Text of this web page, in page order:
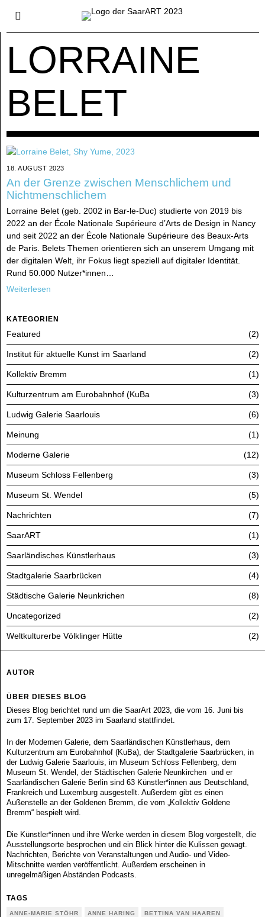
LORRAINE
BELET
18. AUGUST 2023
An der Grenze zwischen Menschlichem und
Nichtmenschlichem
Lorraine Belet (geb. 2002 in Bar-le-Duc) studierte von 2019 bis
2022 an der École Nationale Supérieure d’Arts de Design in Nancy
und seit 2022 an der École Nationale Supérieure des Beaux-Arts
de Paris. Belets Themen orientieren sich an unserem Umgang mit
der digitalen Welt, ihr Fokus liegt speziell auf digitaler Identität.
Rund 50.000 Nutzer*innen…
Weiterlesen
KATEGORIEN
Featured 2
Institut für aktuelle Kunst im Saarland 2
Kollektiv Bremm 1
Kulturzentrum am Eurobahnhof (KuBa 3
Ludwig Galerie Saarlouis 6
Meinung 1
Moderne Galerie 12
Museum Schloss Fellenberg 3
Museum St. Wendel 5
Nachrichten 7
SaarART 1
Saarländisches Künstlerhaus 3
Stadtgalerie Saarbrücken 4
Städtische Galerie Neunkrichen 8
Uncategorized 2
Weltkulturerbe Völklinger Hütte 2
AUTOR
ÜBER DIESES BLOG
Dieses Blog berichtet rund um die SaarArt 2023, die vom 16. Juni bis
zum 17. September 2023 im Saarland stattfindet.
In der Modernen Galerie, dem Saarländischen Künstlerhaus, dem
Kulturzentrum am Eurobahnhof (KuBa), der Stadtgalerie Saarbrücken, in
der Ludwig Galerie Saarlouis, im Museum Schloss Fellenberg, dem
Museum St. Wendel, der Städtischen Galerie Neunkirchen und er
Saarländischen Galerie Berlin sind 63 Künstler*innen aus Deutschland,
Frankreich und Luxemburg ausgestellt. Außerdem gibt es einen
Außenstelle an der Goldenen Bremm, die vom „Kollektiv Goldene
Bremm“ bespielt wird.
Die Künstler*innen und ihre Werke werden in diesem Blog vorgestellt, die
Ausstellungsorte besprochen und ein Blick hinter die Kulissen gewagt.
Nachrichten, Berichte von Veranstaltungen und Audio- und Video-
Mitschnitte werden veröffentlicht. Außerdem erscheinen in
unregelmäßigen Abständen Podcasts.
TAGS
ANNE-MARIE STÖHR ANNE HARING BETTINA VAN HAAREN